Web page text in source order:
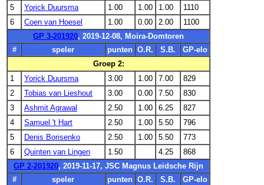
5
Yorick Duursma 1.00 1.00 1.00
1110
6
Coen van Hoesel 1.00 0.00 2.00
1100
GP 3-201920, 2019-12-08, Moira-Domtoren
#
speler punten O.R. S.B.
GP-elo
Groep 2:
1
Yorick Duursma 3.00 1.00 7.00
829
2
Tobias van Lieshout 3.00 0.00 7.50
830
3
Ashmit Agrawal 2.50 1.00 6.25
827
4
Samuel 't Hart 2.50 1.00 5.50
796
5
Denis Borisenko 2.50 1.00 5.50
773
6
Quinten van Lingen 1.50 4.25
868
GP 2-201920, 2019-11-17, JSC Magnus Leidsche Rijn
#
speler punten O.R. S.B.
GP-elo